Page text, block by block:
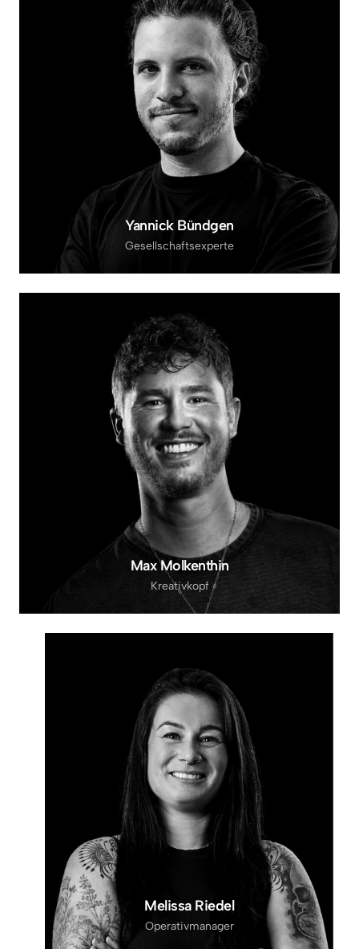
Yannick Bündgen
Gesellschaftsexperte
Max Molkenthin
Kreativkopf
Melissa Riedel
Operativmanager